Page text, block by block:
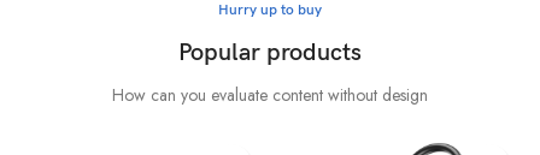
Hurry up to buy
Popular products
How can you evaluate content without design